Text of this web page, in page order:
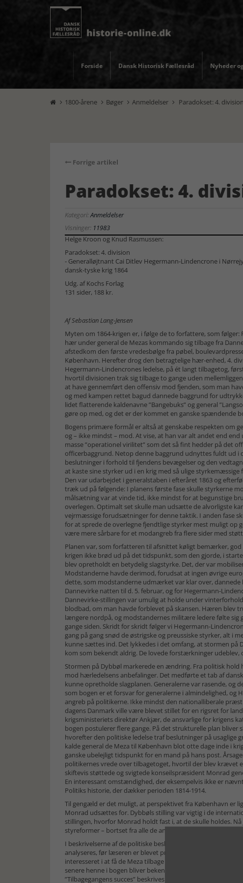
Forside Dansk Historisk Fællesråd Nyheder
 1800-årene  Bøger  Anmeldelser  Paradokset: 4. division
Forrige artikel
Paradokset: 4.
Kategori:Anmeldelser
Visninger: 11983
Helge Kroon og Knud Rasmussen:
Paradokset: 4. division
- Generalløjtnant Cai Ditlev Hegermann-Lindencrone i
dansk-tyske krig 1864
Udg. af Kochs Forlag
131 sider, 188 kr.
Af Sebastian Lang-Jensen
Myten om 1864-krigen er, i følge de to forfattere, som følger:
hær under general de Mezas kommando sig tilbage fra
afstedkom den første vredesbølge fra pøbel,
København. Herefter drog den betragtelige hær-enhed, 4.
Hegermann-Lindencrones ledelse, på ét langt tilbagetog,
hvortil divisionen trak sig tilbage to gange uden
at have gennemført den offensiv mod fjenden, som man
og med kampen rettet bagud dannede baggrund for
lidet flatterende kaldenavne ”Bangebuks” og general
gøre op med, og det er der kommet en ganske spændende
Bogens primære formål er altså at genskabe respekten om
og – ikke mindst – mod. At vise, at han var alt andet end
masse ”operationel virilitet” som det så fint hedder på det
officerbaggrund. Netop denne baggrund udnyttes fuldt ud i
beslutninger i forhold til fjendens bevægelser og den
at kaste sine styrker ud i en krig med så ulige
Den var udarbejdet i generalstaben i efteråret 1863 og
træk ud på følgende: I planens første fase skulle styrkerne
målsætning var at vinde tid, ikke mindst for at begunstige
overlegen. Optimalt set skulle man udsætte de alvorligste
vejrmæssige forudsætninger for denne taktik. I anden fase
for at sprede de overlegne fjendtlige styrker mest muligt op
være mere sårbare for et modangreb fra flere sider med
Planen var, som forfatteren til afsnittet køligt bemærker,
krigen ikke brød ud på det tidspunkt, som den gjorde, i
blev opretholdt en betydelig slagstyrke. Det, der var
Modstanderne havde derimod, forudsat at ingen øvrige
dette, som modstanderne udmærket var klar over,
Dannevirke natten til d. 5. februar, og for Hegermann-
Dannevirke-stillingen var umulig at holde under
blodbad, om man havde forblevet på skansen. Hæren blev
længere nordpå, og modstandernes militære ledere følte
gange siden. Skridt for skridt følger vi Hegermann-
gang på gang snød de østrigske og preussiske styrker, alt i
kunne sættes ind. Det lykkedes i det omfang, at stormen på
kom som bekendt aldrig. De lovede forstærkninger
Stormen på Dybbøl markerede en ændring. Fra politisk
mod hærledelsens anbefalinger. Det medførte et tab af
kunne opretholde slagplanen. Generalerne var rasende, og
som bogen er et forsvar for generalerne i almindelighed, og
angreb på politikerne. Ikke mindst den nationalliberale
dagens Danmark ville være blevet stillet for en rigsret for
krigsministeriets direktør Ankjær, de ansvarlige for krigens
bogen postulerer flere gange. På det strukturelle plan
hvorefter den politiske ledelse traf beslutninger på
kalde general de Meza til København blot otte dage inde i
ganske ubelejligt tidspunkt for en mand på hans post.
politikernes vrede over tilbagetoget, hvortil der blev krævet
skiftevis støttede og svigtede konseilspræsident Monrad
En interessant omstændighed, der eksempelvis ikke er
Politiks historie, der dækker perioden 1814-1914.
Til gengæld er det muligt, at perspektivet fra København er
Monrad udsættes for. Dybbøls stilling var vigtig i de
stillingen, hvorfor Monrad holdt fast i, at de skulle holdes.
styreformer – bortset fra alle de andre former” som Churchill
I beskrivelserne af de politiske beslutninger fremstår bogen
analyseres, før læseren er blevet præsenteret for selve
interesseret i at få de Meza tilbage (s. 25), ved man endnu
senere henne i bogen bliver bekendt med (i kap. 3).
”Tilbagegangens succes” beskrives i kapitlet om den